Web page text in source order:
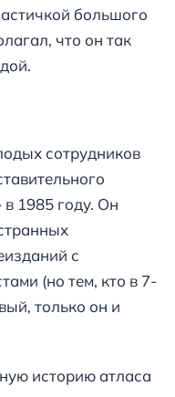
большого
что он так
сотрудников
1985 году. Он
с
(но тем, кто в 7-
только он и
историю атласа